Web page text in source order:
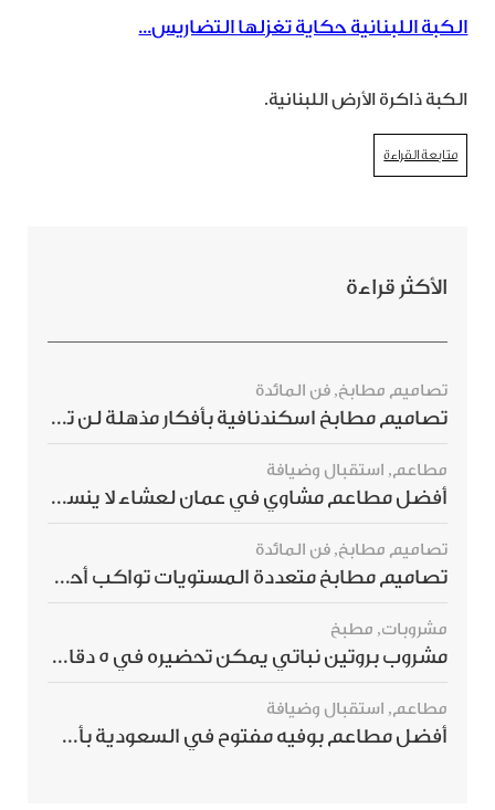
الكبة اللبنانية حكاية تغزلها التضاريس...
الكبة ذاكرة الأرض اللبنانية.
متابعة القراءة
الأكثر قراءة
تصاميم مطابخ, فن المائدة
تصاميم مطابخ اسكندنافية بأفكار مذهلة لن ترغبي بتفويتها
مطاعم, استقبال وضيافة
أفضل مطاعم مشاوي في عمان لعشاء لا ينسى
تصاميم مطابخ, فن المائدة
تصاميم مطابخ متعددة المستويات تواكب أحدث صيحات الديكور العالمي
مشروبات, مطبخ
مشروب بروتين نباتي يمكن تحضيره في 5 دقائق ويمنحك شعورًا بالشبع
مطاعم, استقبال وضيافة
أفضل مطاعم بوفيه مفتوح في السعودية بأسعار تناسب الجميع